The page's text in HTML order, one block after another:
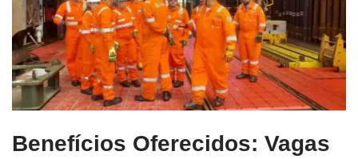
Benefícios Oferecidos: Vagas